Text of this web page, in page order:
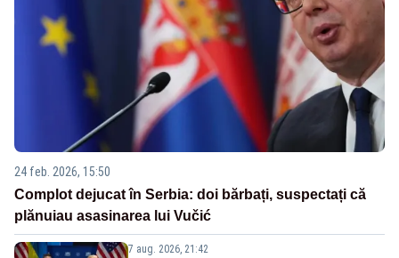
24 feb. 2026, 15:50
Complot dejucat în Serbia: doi bărbați, suspectați că
plănuiau asasinarea lui Vučić
7 aug. 2026, 21:42